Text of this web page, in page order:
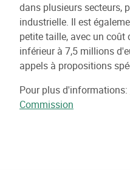
dans plusieurs secteurs,
industrielle. Il est
petite taille, avec un
inférieur à 7,5 millions
appels à propositions
Pour plus d'informations:
Commission